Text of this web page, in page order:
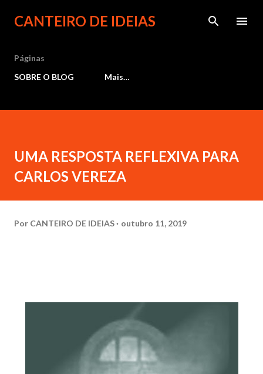
Pular para o conteúdo principal
CANTEIRO DE IDEIAS
Páginas
SOBRE O BLOG
Mais…
UMA RESPOSTA REFLEXIVA PARA
CARLOS VEREZA
Por CANTEIRO DE IDEIAS outubro 11, 2019